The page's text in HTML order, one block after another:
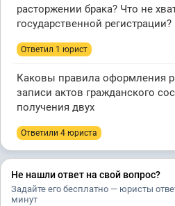
расторжении брака? Что не
государственной регистрации?
Ответил 1 юрист
Каковы правила оформления
записи актов гражданского
получения двух
Ответили 4 юристa
Не нашли ответ на свой вопрос?
Задайте его бесплатно — юристы
минут